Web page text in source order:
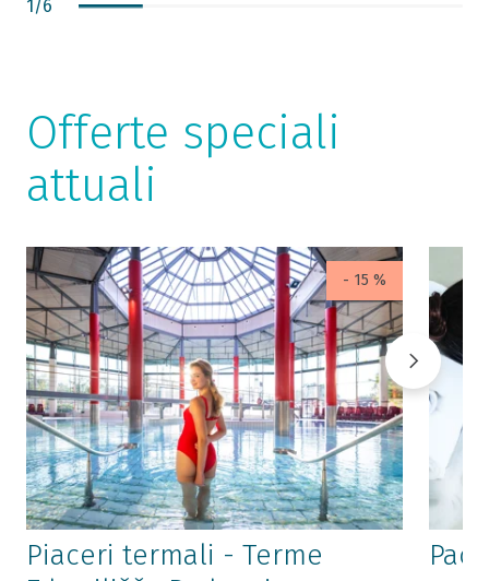
1 /6
Offerte speciali
attuali
- 15 %
Piaceri termali - Terme